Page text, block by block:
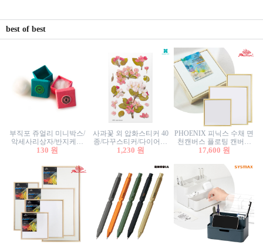
best of best
부직포 쥬얼리 미니박스/
악세사리상자/반지케이
스/반지상자/귀걸이상자/
130 원
사과꽃 외 압화스티커 40
종/다꾸스티커/다이어리
꾸미기/꽃스티커/자연물
1,230 원
PHOENIX 피닉스 수채 면
천캔버스 플로팅 캔버스
프레임세트 30x30cm/액자
17,600 원